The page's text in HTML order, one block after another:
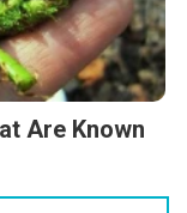
Are Known